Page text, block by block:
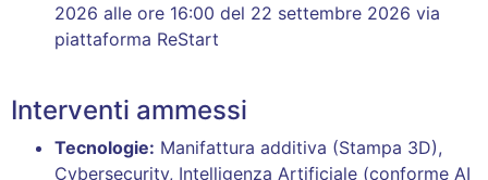
2026 alle ore 16:00 del 22 settembre 2026 via
piattaforma ReStart
Interventi ammessi
Tecnologie: Manifattura additiva (Stampa 3D),
Cybersecurity, Intelligenza Artificiale (conforme AI